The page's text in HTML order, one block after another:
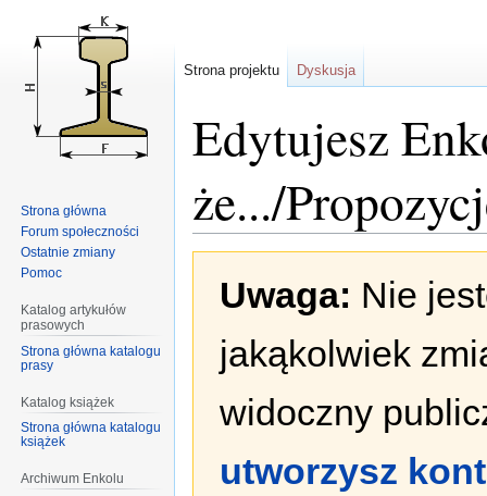
Edytujesz
że.../
nawigacji
wyszukiwania
Uwaga: Nie
jakąkolwiek
widoczny
utworzysz
Strona projektu Dyskusja
Strona główna
Forum społeczności
Ostatnie zmiany
Pomoc
Katalog artykułów
prasowych
Strona główna katalogu
prasy
Katalog książek
Strona główna katalogu
książek
Archiwum Enkolu